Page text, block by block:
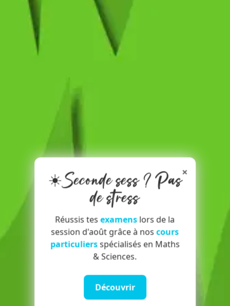
×
☀️Seconde sess ? Pas
de stress
Réussis tesexamens lors de la
session d'août grâce à noscours
particuliers spécialisés en Maths
& Sciences.
Découvrir